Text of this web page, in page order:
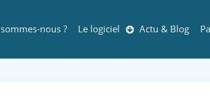
nous ? Le logiciel Actu & Blog